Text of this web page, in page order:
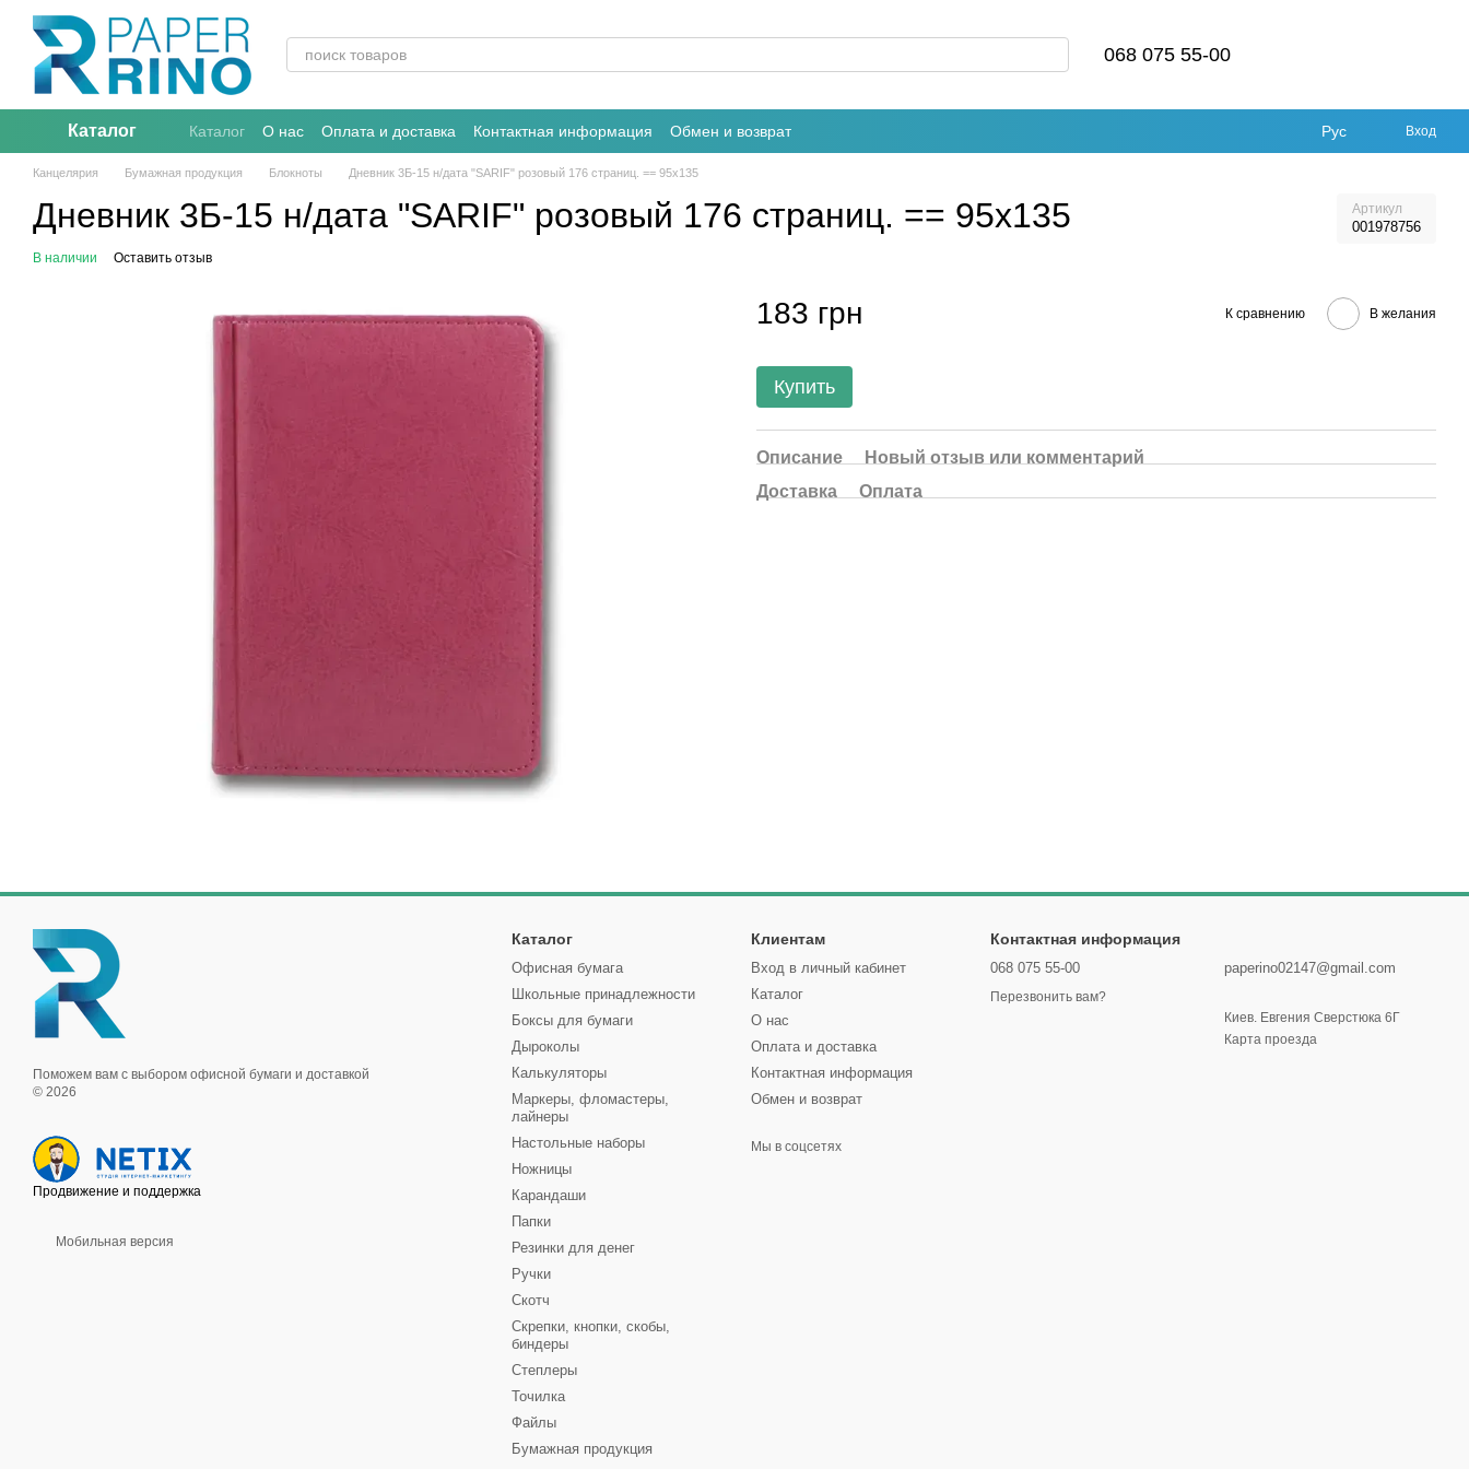
Перейти к основному контенту
068 075 55-00
Каталог Каталог О нас Оплата и доставка Контактная информация Обмен и возврат Рус Вход
Канцелярия Бумажная продукция Блокноты Дневник 3Б-15 н/дата "SARIF" розовый 176 страниц. == 95х135
Дневник 3Б-15 н/дата "SARIF" розовый 176 страниц. == 95х135 Артикул
001978756
В наличии Оставить отзыв
183 грн К сравнению В желания
Купить
Описание
Новый отзыв или комментарий
Доставка
Оплата
Поможем вам с выбором офисной бумаги и доставкой
© 2026
Продвижение и поддержка
Мобильная версия
Каталог
Офисная бумага
Школьные принадлежности
Боксы для бумаги
Дыроколы
Калькуляторы
Маркеры, фломастеры,
лайнеры
Настольные наборы
Ножницы
Карандаши
Папки
Резинки для денег
Ручки
Скотч
Скрепки, кнопки, скобы,
биндеры
Степлеры
Точилка
Файлы
Бумажная продукция
Клиентам
Вход в личный кабинет
Каталог
О нас
Оплата и доставка
Контактная информация
Обмен и возврат
Мы в соцсетях
Контактная информация
068 075 55-00
Перезвонить вам?
paperino02147@gmail.com
Киев. Евгения Сверстюка 6Г
Карта проезда